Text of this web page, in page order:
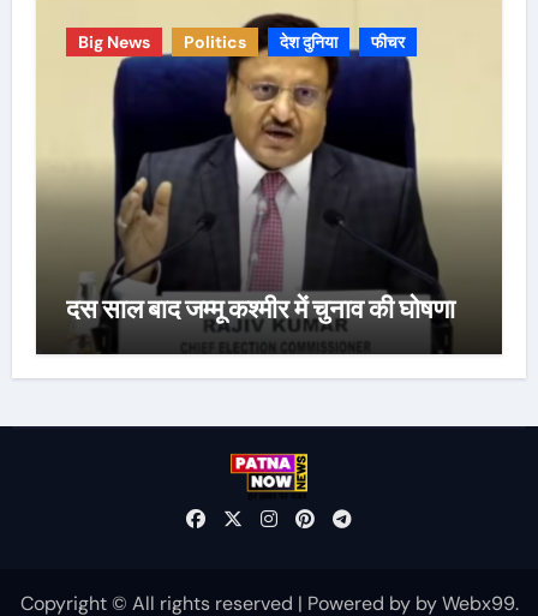
Big News Politics देश दुनिया फीचर
दस साल बाद जम्मू कश्मीर में चुनाव की घोषणा
Copyright © All rights reserved | Powered by byWebx99.